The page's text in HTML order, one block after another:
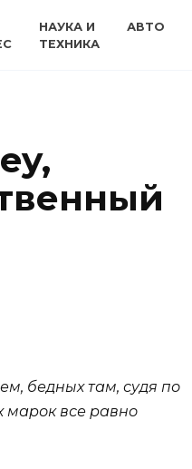
НАУКА И
ТЕХНИКА
АВТО
бедных там, судя по
марок все равно